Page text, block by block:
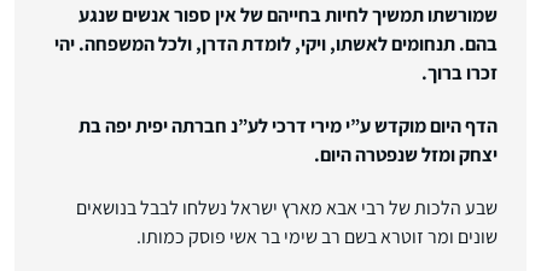
שמורשתו תמשיך לחיות בחייהם של אין ספור אנשים שנגע
בהם. תנחומים לאשתו, ויקי, לומדת הדרן, ולכל המשפחה. יהי
זכרו ברוך.
הדף היום מוקדש ע”י מירי דרכי לע”נ חברתה יפית יפה בת
יצחק ומזל שנפטרה היום.
שבע הלכות של רבי אבא מארץ ישראל נשלחו לבבל בנושאים
שונים ומר זוטרא בשם רב שימי בר אשי פוסק כמותו.